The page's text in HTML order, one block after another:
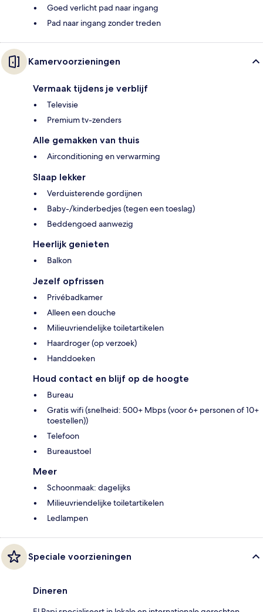
Goed verlicht pad naar ingang
Pad naar ingang zonder treden
Kamervoorzieningen
Vermaak tijdens je verblijf
Televisie
Premium tv-zenders
Alle gemakken van thuis
Airconditioning en verwarming
Slaap lekker
Verduisterende gordijnen
Baby-/kinderbedjes (tegen een toeslag)
Beddengoed aanwezig
Heerlijk genieten
Balkon
Jezelf opfrissen
Privébadkamer
Alleen een douche
Milieuvriendelijke toiletartikelen
Haardroger (op verzoek)
Handdoeken
Houd contact en blijf op de hoogte
Bureau
Gratis wifi (snelheid: 500+ Mbps (voor 6+ personen of 10+
toestellen))
Telefoon
Bureaustoel
Meer
Schoonmaak: dagelijks
Milieuvriendelijke toiletartikelen
Ledlampen
Speciale voorzieningen
Dineren